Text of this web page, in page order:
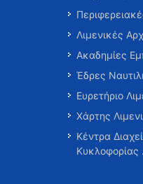
Λιμενικές
Ακαδημίες
Έδρες
Ευρετήριο
Χάρτης
Κέντρα
Κυκλοφορίας